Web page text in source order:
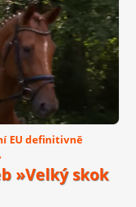
EU definitivně
»Velký skok